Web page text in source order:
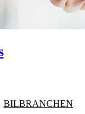
BILBRANCHEN